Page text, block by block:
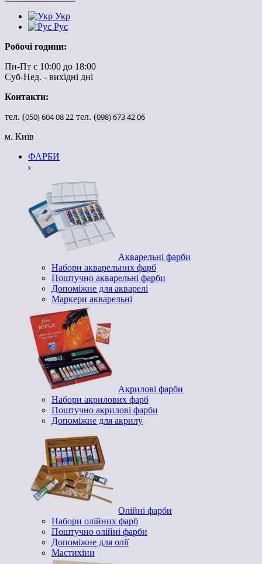
Укр
Рус
Робочі години:
Пн-Пт с 10:00 до 18:00
Суб-Нед. - вихідні дні
Контакти:
тел. (050)6040822 тел. (098)6734206
м. Київ
ФАРБИ
Акварельні фарби
Набори акварельних фарб
Поштучно акварельні фарби
Допоміжне для акварелі
Маркери акварельні
Акрилові фарби
Набори акрилових фарб
Поштучно акрилові фарби
Допоміжне для акрилу
Олійні фарби
Набори олійних фарб
Поштучно олійні фарби
Допоміжне для олії
Мастихіни